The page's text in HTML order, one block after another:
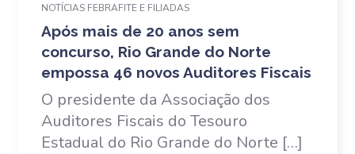
NOTÍCIAS FEBRAFITE E FILIADAS
Após mais de 20 anos sem
concurso, Rio Grande do Norte
empossa 46 novos Auditores Fiscais
O presidente da Associação dos
Auditores Fiscais do Tesouro
Estadual do Rio Grande do Norte […]